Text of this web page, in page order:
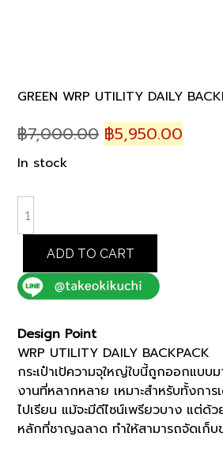
GREEN WRP UTILITY DAILY
฿7,000.00 Original
฿5,950.00
In stock
WRP
DAILY
BACKPACK
(G8701360)
ADD TO CART
Design Point
WRP UTILITY DAILY BACKPACK
กระเป๋าเป้ความจุใหญ่ใบนี้ถูกออกแบบ
งานที่หลากหลาย เหมาะสำหรับทั้งการ
ไปเรียน แม้จะมีดีไซน์เพรียวบาง แต่ด้
หลักที่ชาญฉลาด ทำให้สามารถจัดเก็บ